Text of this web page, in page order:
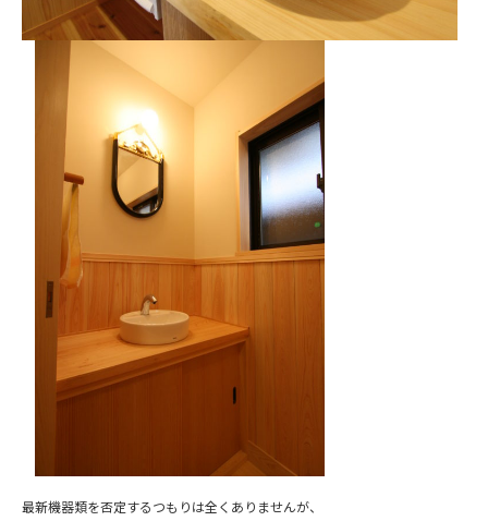
最新機器類を否定するつもりは全くありませんが、